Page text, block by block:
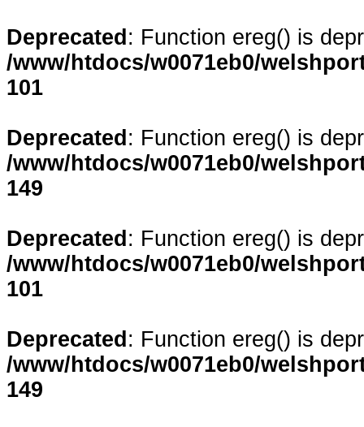
Deprecated : Function ereg() is
/www/htdocs/w0071eb0/
101
Deprecated : Function ereg() is
/www/htdocs/w0071eb0/
149
Deprecated : Function ereg() is
/www/htdocs/w0071eb0/
101
Deprecated : Function ereg() is
/www/htdocs/w0071eb0/
149